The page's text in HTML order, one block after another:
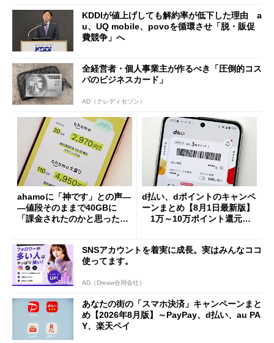
KDDIが値上げしても解約率が低下した理由 a
u、UQ mobile、povoを循環させ「脱・販促
費競争」へ
全経営者・個人事業主が作るべき「圧倒的コス
パのビジネスカード」
AD（クレディセゾン）
ahamoに「神です」との声―
―値段そのままで40GBに
「課金されたのかと思った」
d払い、dポイントのキャンペ
ーンまとめ【8月1日最新版】
1万～10万ポイント還元の
SNSアカウントを着実に成長。実はみんなココ
使ってます。
AD（Dreaw合同会社）
あなたの街の「スマホ決済」キャンペーンまと
め【2026年8月版】～PayPay、d払い、au PA
Y、楽天ペイ